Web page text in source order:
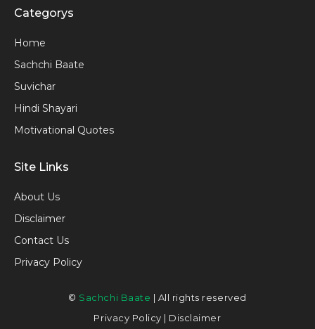
Categorys
Home
Sachchi Baate
Suvichar
Hindi Shayari
Motivational Quotes
Site Links
About Us
Disclaimer
Contact Us
Privacy Policy
© Sachchi Baate | All rights reserved
Privacy Policy | Disclaimer